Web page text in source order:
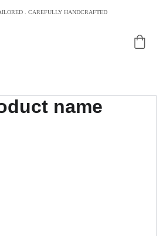
. CAREFULLY HANDCRAFTED